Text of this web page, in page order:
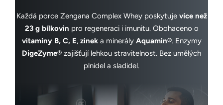
Každá porce Zengana Complex Whey poskytuje více než
23 g bílkovin pro regeneraci i imunitu. Obohaceno o
vitaminy B, C, E, zineka minerály Aquamin®. Enzymy
DigeZyme® zajišťují lehkou stravitelnost. Bez umělých
plnidel a sladidel.